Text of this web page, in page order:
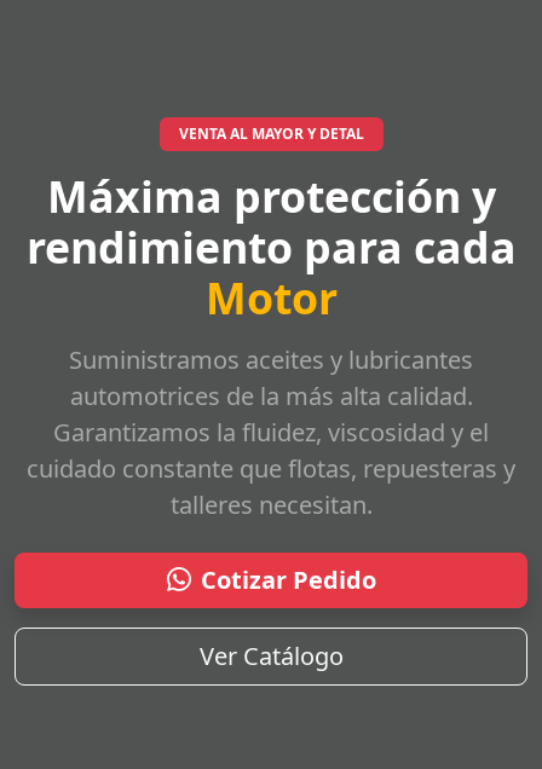
VENTA AL MAYOR Y DETAL
Máxima protección y
rendimiento para cada
Motor
Suministramos aceites y lubricantes
automotrices de la más alta calidad.
Garantizamos la fluidez, viscosidad y el
cuidado constante que flotas, repuesteras y
talleres necesitan.
Cotizar Pedido
Ver Catálogo